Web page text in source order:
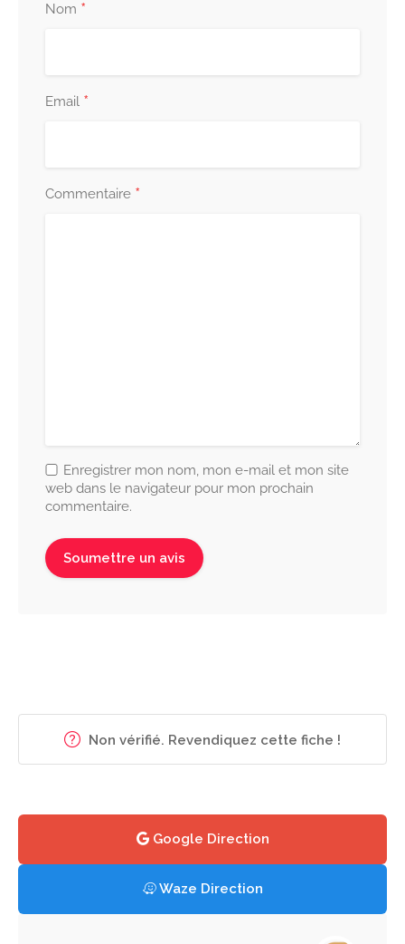
Nom *
Email *
Commentaire *
Enregistrer mon nom, mon e-mail et mon site
web dans le navigateur pour mon prochain
commentaire.
Non vérifié. Revendiquez cette fiche !
Google Direction
Waze Direction